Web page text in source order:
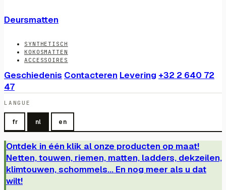
Deursmatten
SYNTHETISCH
KOKOSMATTEN
ACCESSOIRES
Geschiedenis Contacteren Levering +32 2 640 72
47
LANGUE
fr nl en
Ontdek in één klik al onze producten op maat!
Netten, touwen, riemen, matten, ladders, dekzeilen,
klimtouwen, schommels... En nog meer als u dat
wilt!